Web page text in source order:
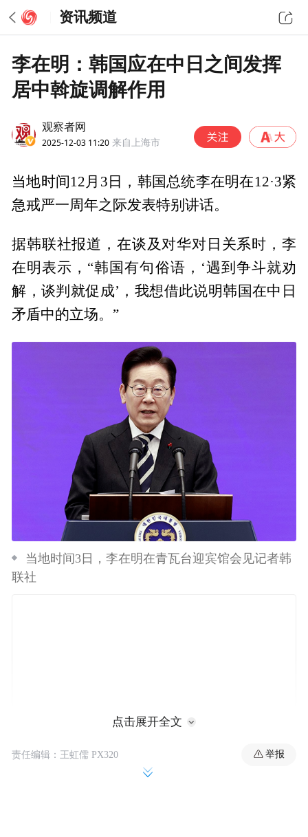
资讯频道
李在明：韩国应在中日之间发挥
居中斡旋调解作用
观察者网
2025-12-03 11:20 来自上海市
当地时间12月3日，韩国总统李在明在12·3紧
急戒严一周年之际发表特别讲话。
据韩联社报道，在谈及对华对日关系时，李
在明表示，“韩国有句俗语，‘遇到争斗就劝
解，谈判就促成’，我想借此说明韩国在中日
矛盾中的立场。”
当地时间3日，李在明在青瓦台迎宾馆会见记者韩
联社
他进一步解释称：“无论是个人之间的关系，
点击展开全文
责任编辑：王虹儒 PX320 举报